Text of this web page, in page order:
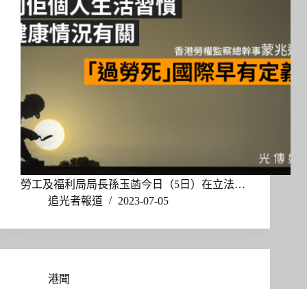
勞工及福利局局長孫玉菡今日（5日）在立法…
追光者報道
2023-07-05
港聞